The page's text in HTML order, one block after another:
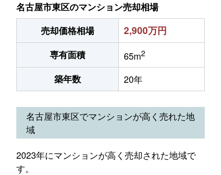
名古屋市東区のマンション売却相場
売却価格相場
2,900万円
専有面積 65m2
築年数 20年
名古屋市東区でマンションが高く売れた地
域
2023年にマンションが高く売却された地域で
す。